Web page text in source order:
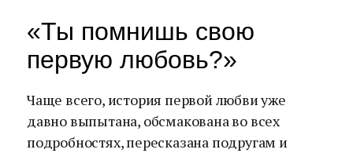
«Ты помнишь свою
первую любовь?»
Чаще всего, история первой любви уже
давно выпытана, обсмакована во всех
подробностях, пересказана подругам и